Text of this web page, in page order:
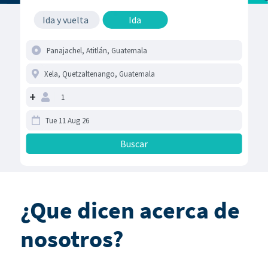
Ida y vuelta Ida
+
¿Que dicen acerca de
nosotros?